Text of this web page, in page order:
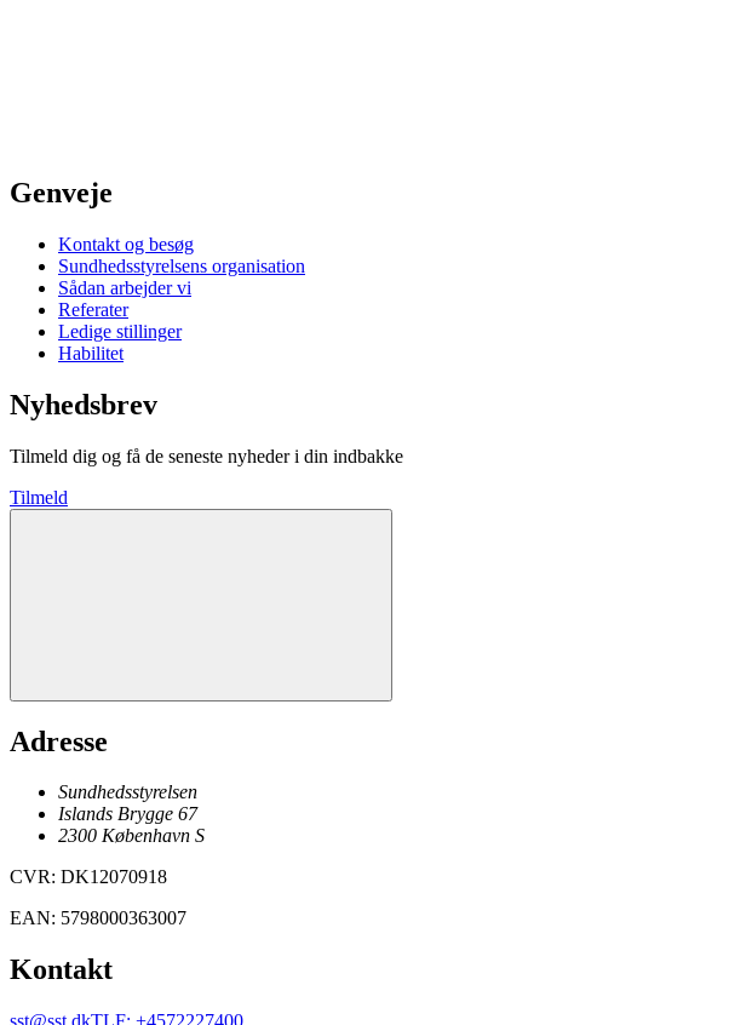
Genveje
Kontakt og besøg
Sundhedsstyrelsens organisation
Sådan arbejder vi
Referater
Ledige stillinger
Habilitet
Nyhedsbrev
Tilmeld dig og få de seneste nyheder i din indbakke
Tilmeld
Adresse
Sundhedsstyrelsen
Islands Brygge 67
2300 København S
CVR: DK12070918
EAN: 5798000363007
Kontakt